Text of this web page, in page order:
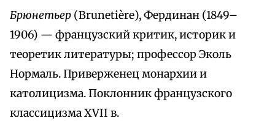
Брюнетьер (Brunetière), Фердинан (1849–
1906) — французский критик, историк и
теоретик литературы; профессор Эколь
Нормаль. Приверженец монархии и
католицизма. Поклонник французского
классицизма XVII в.